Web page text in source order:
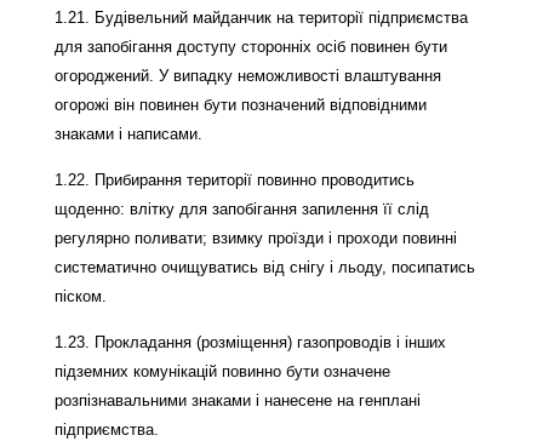
1.21. Будівельний майданчик на території підприємства
для запобігання доступу сторонніх осіб повинен бути
огороджений. У випадку неможливості влаштування
огорожі він повинен бути позначений відповідними
знаками і написами.
1.22. Прибирання території повинно проводитись
щоденно: влітку для запобігання запилення її слід
регулярно поливати; взимку проїзди і проходи повинні
систематично очищуватись від снігу і льоду, посипатись
піском.
1.23. Прокладання (розміщення) газопроводів і інших
підземних комунікацій повинно бути означене
розпізнавальними знаками і нанесене на генплані
підприємства.